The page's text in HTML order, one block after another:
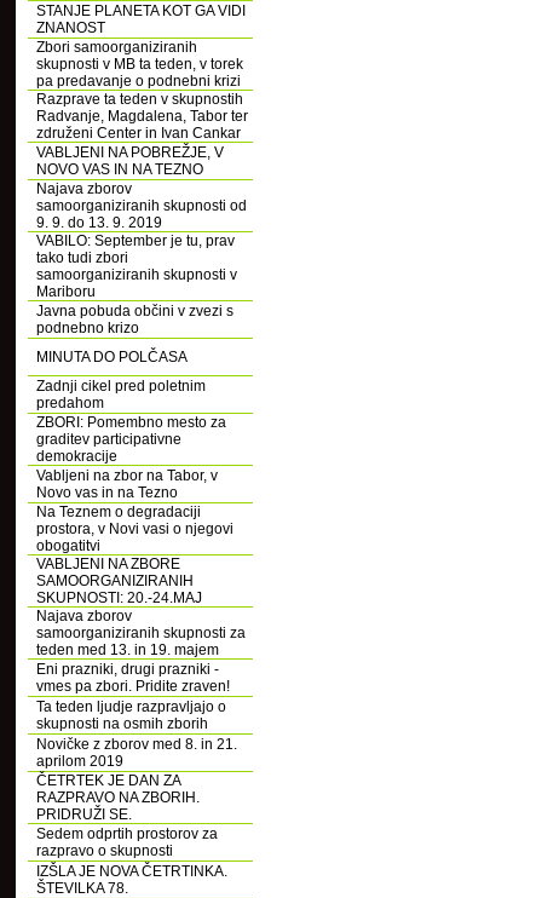
STANJE PLANETA KOT GA VIDI
ZNANOST
Zbori samoorganiziranih
skupnosti v MB ta teden, v torek
pa predavanje o podnebni krizi
Razprave ta teden v skupnostih
Radvanje, Magdalena, Tabor ter
združeni Center in Ivan Cankar
VABLJENI NA POBREŽJE, V
NOVO VAS IN NA TEZNO
Najava zborov
samoorganiziranih skupnosti od
9. 9. do 13. 9. 2019
VABILO: September je tu, prav
tako tudi zbori
samoorganiziranih skupnosti v
Mariboru
Javna pobuda občini v zvezi s
podnebno krizo
MINUTA DO POLČASA
Zadnji cikel pred poletnim
predahom
ZBORI: Pomembno mesto za
graditev participativne
demokracije
Vabljeni na zbor na Tabor, v
Novo vas in na Tezno
Na Teznem o degradaciji
prostora, v Novi vasi o njegovi
obogatitvi
VABLJENI NA ZBORE
SAMOORGANIZIRANIH
SKUPNOSTI: 20.-24.MAJ
Najava zborov
samoorganiziranih skupnosti za
teden med 13. in 19. majem
Eni prazniki, drugi prazniki -
vmes pa zbori. Pridite zraven!
Ta teden ljudje razpravljajo o
skupnosti na osmih zborih
Novičke z zborov med 8. in 21.
aprilom 2019
ČETRTEK JE DAN ZA
RAZPRAVO NA ZBORIH.
PRIDRUŽI SE.
Sedem odprtih prostorov za
razpravo o skupnosti
IZŠLA JE NOVA ČETRTINKA.
ŠTEVILKA 78.